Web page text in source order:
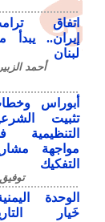
اتفاق
إيران.. يبدأ
لبنان
أحمد
أبوراس
تثبيت
التنظيمية
مواجهة
التفكيك
الوحدة
خَيار